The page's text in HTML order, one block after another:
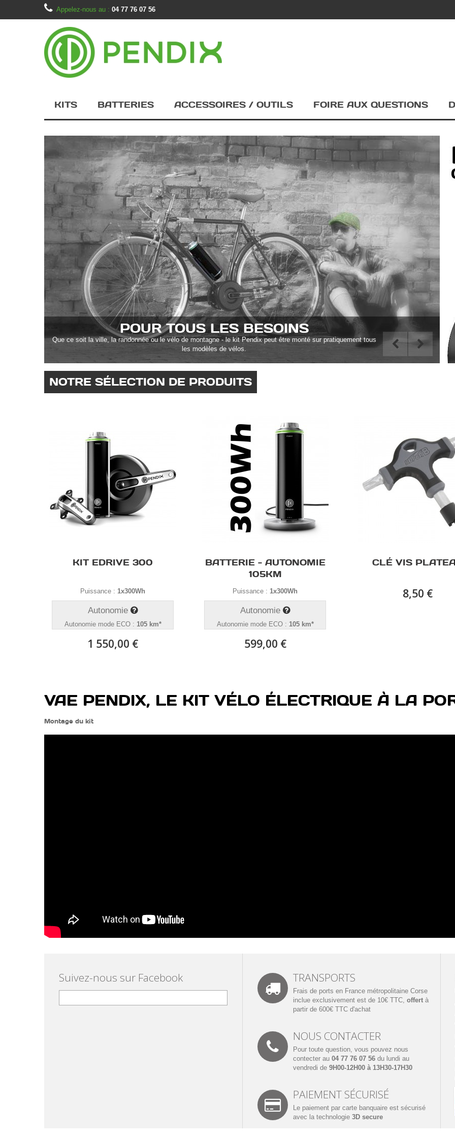
Appelez-nous au : 04 77 76 07 56
KITS BATTERIES ACCESSOIRES / OUTILS FOIRE AUX QUESTIONS
POUR TOUS LES BESOINS
Que ce soit la ville, la randonnée ou le vélo de montagne - le kit Pendix peut être monté sur pratiquement tous
les modèles de vélos.
NOTRE SÉLECTION DE PRODUITS
KIT EDRIVE 300
Puissance : 1x300Wh
Autonomie
Autonomie mode ECO : 105 km*
1 550,00 €
BATTERIE - AUTONOMIE
105KM
Puissance : 1x300Wh
Autonomie
Autonomie mode ECO : 105 km*
599,00 €
CLÉ VIS
8,50 €
VAE PENDIX, LE KIT VÉLO ÉLECTRIQUE À LA
Montage du kit
Suivez-nous sur Facebook TRANSPORTS
Frais de ports en France métropolitaine Corse
inclue exclusivement est de 10€ TTC, offertà
partir de 600€ TTC d'achat
NOUS CONTACTER
Pour toute question, vous pouvez nous
contecter au 04 77 76 07 56du lundi au
vendredi de 9H00-12H00 à 13H30-17H30
PAIEMENT SÉCURISÉ
Le paiement par carte banquaire est sécurisé
avec la technologie 3D secure